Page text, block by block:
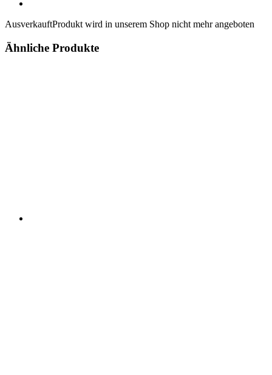
AusverkauftProdukt wird in unserem Shop nicht mehr angeboten
Ähnliche Produkte